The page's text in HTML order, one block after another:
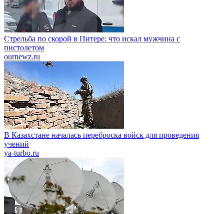
Стрельба по скорой в Питере: что искал мужчина с
пистолетом
ournewz.ru
В Казахстане началась переброска войск для проведения
учений
ya-turbo.ru